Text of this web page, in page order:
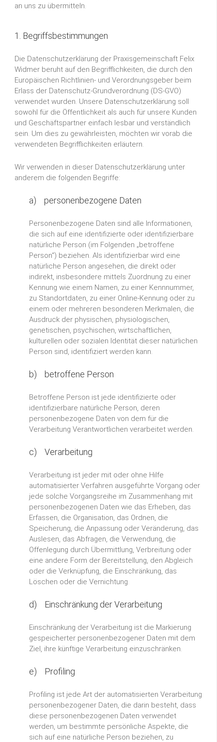
an uns zu übermitteln.
1. Begriffsbestimmungen
Die Datenschutzerklärung der Praxisgemeinschaft Felix
Widmer beruht auf den Begrifflichkeiten, die durch den
Europäischen Richtlinien- und Verordnungsgeber beim
Erlass der Datenschutz-Grundverordnung (DS-GVO)
verwendet wurden. Unsere Datenschutzerklärung soll
sowohl für die Öffentlichkeit als auch für unsere Kunden
und Geschäftspartner einfach lesbar und verständlich
sein. Um dies zu gewährleisten, möchten wir vorab die
verwendeten Begrifflichkeiten erläutern.
Wir verwenden in dieser Datenschutzerklärung unter
anderem die folgenden Begriffe:
a) personenbezogene Daten
Personenbezogene Daten sind alle Informationen,
die sich auf eine identifizierte oder identifizierbare
natürliche Person (im Folgenden „betroffene
Person“) beziehen. Als identifizierbar wird eine
natürliche Person angesehen, die direkt oder
indirekt, insbesondere mittels Zuordnung zu einer
Kennung wie einem Namen, zu einer Kennnummer,
zu Standortdaten, zu einer Online-Kennung oder zu
einem oder mehreren besonderen Merkmalen, die
Ausdruck der physischen, physiologischen,
genetischen, psychischen, wirtschaftlichen,
kulturellen oder sozialen Identität dieser natürlichen
Person sind, identifiziert werden kann.
b) betroffene Person
Betroffene Person ist jede identifizierte oder
identifizierbare natürliche Person, deren
personenbezogene Daten von dem für die
Verarbeitung Verantwortlichen verarbeitet werden.
c) Verarbeitung
Verarbeitung ist jeder mit oder ohne Hilfe
automatisierter Verfahren ausgeführte Vorgang oder
jede solche Vorgangsreihe im Zusammenhang mit
personenbezogenen Daten wie das Erheben, das
Erfassen, die Organisation, das Ordnen, die
Speicherung, die Anpassung oder Veränderung, das
Auslesen, das Abfragen, die Verwendung, die
Offenlegung durch Übermittlung, Verbreitung oder
eine andere Form der Bereitstellung, den Abgleich
oder die Verknüpfung, die Einschränkung, das
Löschen oder die Vernichtung.
d) Einschränkung der Verarbeitung
Einschränkung der Verarbeitung ist die Markierung
gespeicherter personenbezogener Daten mit dem
Ziel, ihre künftige Verarbeitung einzuschränken.
e) Profiling
Profiling ist jede Art der automatisierten Verarbeitung
personenbezogener Daten, die darin besteht, dass
diese personenbezogenen Daten verwendet
werden, um bestimmte persönliche Aspekte, die
sich auf eine natürliche Person beziehen, zu